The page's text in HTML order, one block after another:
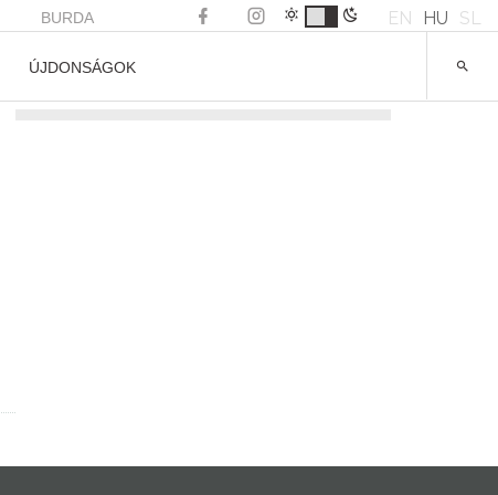
BURDA EN HU SL
ÚJDONSÁGOK